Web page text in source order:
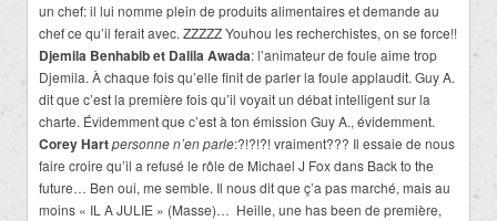
un chef: il lui nomme plein de produits alimentaires et demande au
chef ce qu’il ferait avec. ZZZZZ Youhou les recherchistes, on se force!!
Djemila Benhabib et Dalila Awada: l’animateur de foule aime trop
Djemila. À chaque fois qu’elle finit de parler la foule applaudit. Guy A.
dit que c’est la première fois qu’il voyait un débat intelligent sur la
charte. Évidemment que c’est à ton émission Guy A., évidemment.
Corey Hartpersonne n’en parle:?!?!?! vraiment??? Il essaie de nous
faire croire qu’il a refusé le rôle de Michael J Fox dans Back to the
future… Ben oui, me semble. Il nous dit que ç’a pas marché, mais au
moins « IL A JULIE » (Masse)… Heille, une has been de première,